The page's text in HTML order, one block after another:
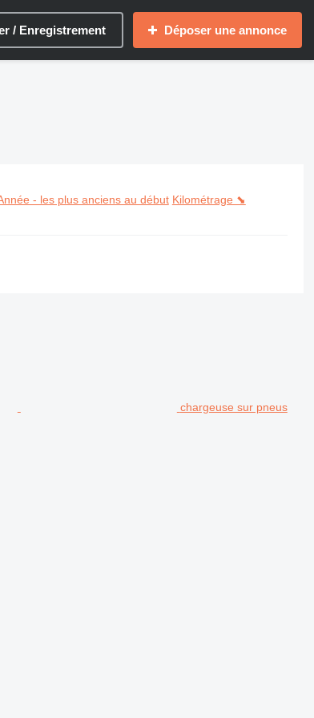
/ Enregistrement Déposer une annonce
- les plus anciens au début Kilométrage ⬊
chargeuse sur pneus